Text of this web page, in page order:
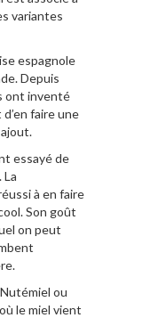
variantes
espagnole
Depuis
ont inventé
faire une
essayé de
La
à en faire
Son goût
on peut
ou
le miel vient